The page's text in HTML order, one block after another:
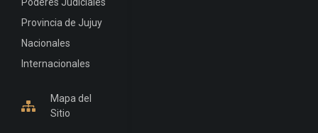
Provincia de Jujuy
Nacionales
Internacionales
Mapa del
Sitio